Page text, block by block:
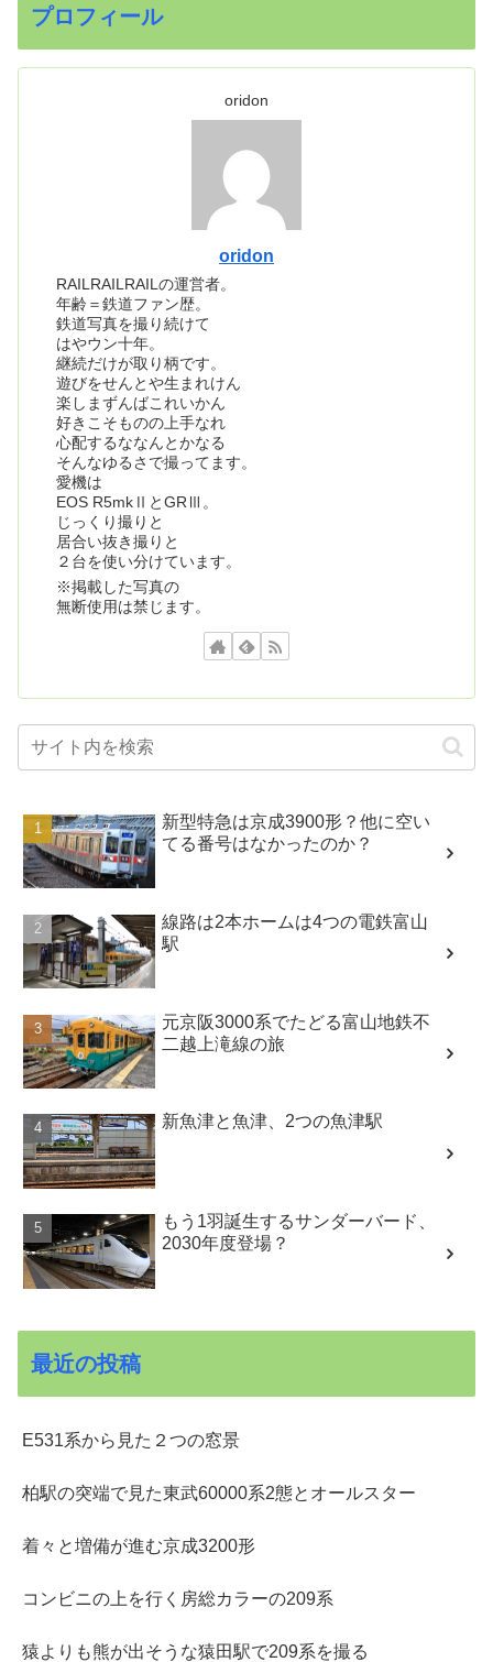
プロフィール
oridon
oridon
RAILRAILRAILの運営者。
年齢＝鉄道ファン歴。
鉄道写真を撮り続けて
はやウン十年。
継続だけが取り柄です。
遊びをせんとや生まれけん
楽しまずんばこれいかん
好きこそものの上手なれ
心配するななんとかなる
そんなゆるさで撮ってます。
愛機は
EOS R5mkⅡとGRⅢ。
じっくり撮りと
居合い抜き撮りと
２台を使い分けています。
※掲載した写真の
無断使用は禁じます。
新型特急は京成3900形？他に空い
てる番号はなかったのか？
線路は2本ホームは4つの電鉄富山
駅
元京阪3000系でたどる富山地鉄不
二越上滝線の旅
新魚津と魚津、2つの魚津駅
もう1羽誕生するサンダーバード、
2030年度登場？
最近の投稿
E531系から見た２つの窓景
柏駅の突端で見た東武60000系2態とオールスター
着々と増備が進む京成3200形
コンビニの上を行く房総カラーの209系
猿よりも熊が出そうな猿田駅で209系を撮る